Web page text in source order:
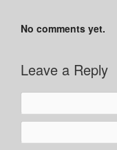
No comments yet.
Leave a Reply